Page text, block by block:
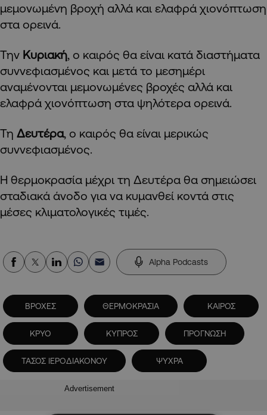
μεμονωμένη βροχή αλλά και ελαφρά χιονόπτωση
στα ορεινά.
Την Κυριακή, ο καιρός θα είναι κατά διαστήματα
συννεφιασμένος και μετά το μεσημέρι
αναμένονται μεμονωμένες βροχές αλλά και
ελαφρά χιονόπτωση στα ψηλότερα ορεινά.
Τη Δευτέρα, ο καιρός θα είναι μερικώς
συννεφιασμένος.
Η θερμοκρασία μέχρι τη Δευτέρα θα σημειώσει
σταδιακά άνοδο για να κυμανθεί κοντά στις
μέσες κλιματολογικές τιμές.
Alpha Podcasts
ΒΡΟΧΕΣ ΘΕΡΜΟΚΡΑΣΙΑ ΚΑΙΡΟΣ
ΚΡΥΟ ΚΥΠΡΟΣ ΠΡΟΓΝΩΣΗ
ΤΑΣΟΣ ΙΕΡΟΔΙΑΚΟΝΟΥ ΨΥΧΡΑ
Advertisement